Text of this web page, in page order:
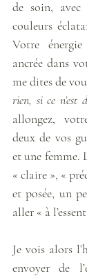
de soin,
couleurs
Votre
ancrée dans
me dites de
rien, si ce n’est
allongez,
deux de vos
et une femme.
« claire », «
et posée, un
aller « à
Je vois alors
envoyer de